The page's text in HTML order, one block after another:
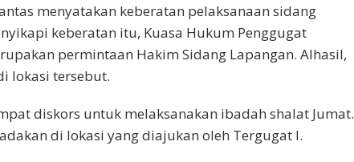
menyatakan keberatan pelaksanaan sidang
keberatan itu, Kuasa Hukum Penggugat
permintaan Hakim Sidang Lapangan. Alhasil,
lokasi tersebut.
diskors untuk melaksanakan ibadah shalat Jumat.
di lokasi yang diajukan oleh Tergugat I.